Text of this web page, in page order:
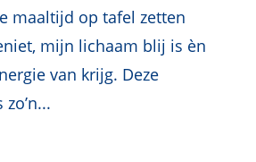
maaltijd op tafel zetten
mijn lichaam blij is èn
van krijg. Deze